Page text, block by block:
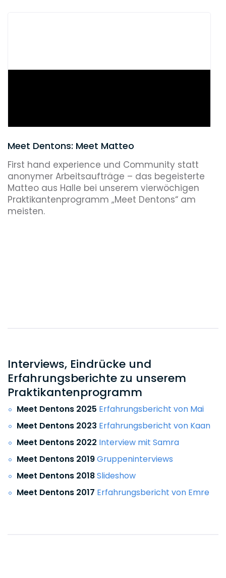
Meet Dentons: Meet Matteo
First hand experience und Community statt
anonymer Arbeitsaufträge – das begeisterte
Matteo aus Halle bei unserem vierwöchigen
Praktikantenprogramm „Meet Dentons“ am
meisten.
Interviews, Eindrücke und
Erfahrungsberichte zu unserem
Praktikantenprogramm
Meet Dentons 2025 Erfahrungsbericht von Mai
Meet Dentons 2023 Erfahrungsbericht von Kaan
Meet Dentons 2022 Interview mit Samra
Meet Dentons 2019Gruppeninterviews
Meet Dentons 2018Slideshow
Meet Dentons 2017 Erfahrungsbericht von Emre